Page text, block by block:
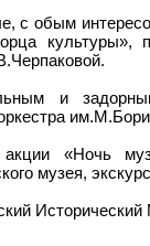
с обым
культуры»,
и
«Ночь
музея,
Исторический